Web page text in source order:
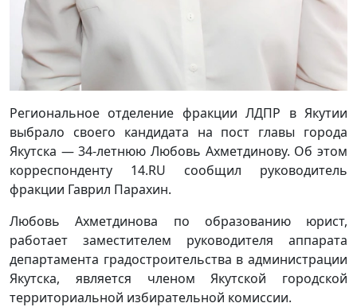
Региональное отделение фракции ЛДПР в Якутии
выбрало своего кандидата на пост главы города
Якутска — 34-летнюю Любовь Ахметдинову. Об этом
корреспонденту 14.RU сообщил руководитель
фракции Гаврил Парахин.
Любовь Ахметдинова по образованию юрист,
работает заместителем руководителя аппарата
департамента градостроительства в администрации
Якутска, является членом Якутской городской
территориальной избирательной комиссии.